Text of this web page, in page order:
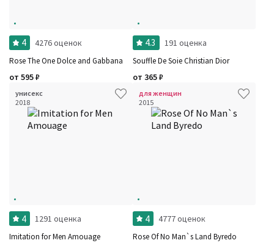
4 4276 оценок
Rose The One Dolce and Gabbana
от 595₽
4.3 191 оценка
Souffle De Soie Christian Dior
от 365₽
унисекс
2018
4 1291 оценка
Imitation for Men Amouage
для женщин
2015
4 4777 оценок
Rose Of No Man`s Land Byredo